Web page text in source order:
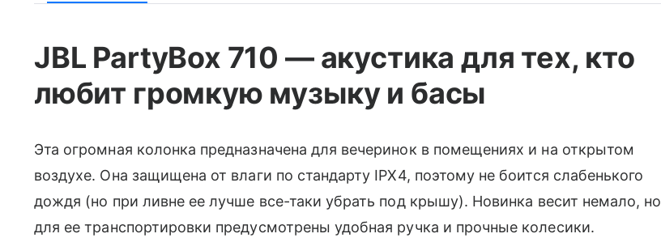
JBL PartyBox 710 — акустика для тех, кто
любит громкую музыку и басы
Эта огромная колонка предназначена для вечеринок в помещениях и на открытом
воздухе. Она защищена от влаги по стандарту IPX4, поэтому не боится слабенького
дождя (но при ливне ее лучше все-таки убрать под крышу). Новинка весит немало, но
для ее транспортировки предусмотрены удобная ручка и прочные колесики.